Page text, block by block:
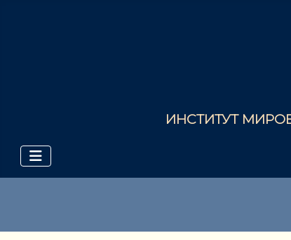
ИНСТИТУТ